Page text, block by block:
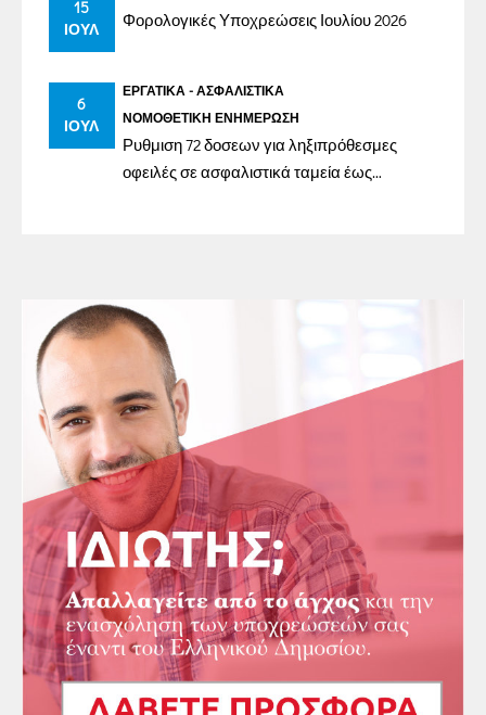
15
ΙΟΎΛ
Φορολογικές Υποχρεώσεις Ιουλίου 2026
6
ΙΟΎΛ
ΕΡΓΑΤΙΚΆ - ΑΣΦΑΛΙΣΤΙΚΆ
ΝΟΜΟΘΕΤΙΚΉ ΕΝΗΜΈΡΩΣΗ
Ρυθμιση 72 δοσεων για ληξιπρόθεσμες
οφειλές σε ασφαλιστικά ταμεία έως